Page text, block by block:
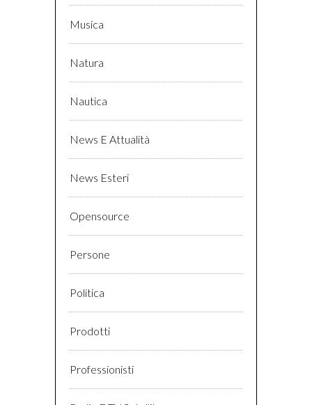
Musica
Natura
Nautica
News E Attualità
News Esteri
Opensource
Persone
Politica
Prodotti
Professionisti